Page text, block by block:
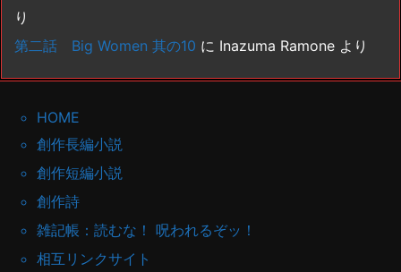
り
第二話 Big Women 其の10 に Inazuma Ramone より
HOME
創作長編小説
創作短編小説
創作詩
雑記帳：読むな！ 呪われるぞッ！
相互リンクサイト